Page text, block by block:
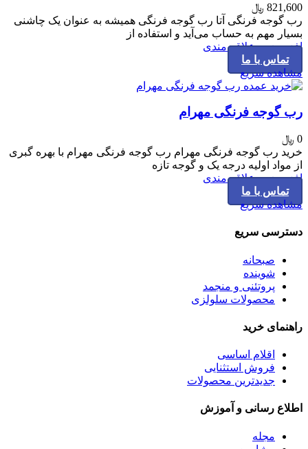
821,600 ﷼
رب گوجه فرنگی آتا رب گوجه فرنگی همیشه به عنوان یک چاشنی
بسیار مهم به حساب می‌آید و استفاده از
افزودن به علاقه مندی
تماس با ما
مشاهده سریع
رب گوجه فرنگی مهرام
0 ﷼
خرید رب گوجه فرنگی مهرام رب گوجه فرنگی مهرام با بهره گبری
از مواد اولیه درجه یک و گوجه تازه
افزودن به علاقه مندی
تماس با ما
مشاهده سریع
دسترسی سریع
صبحانه
شوینده
پروتئنی و منجمد
محصولات سلولزی
راهنمای خرید
اقلام اساسی
فروش استثنایی
جدیدترین محصولات
اطلاع رسانی و آموزش
مجله